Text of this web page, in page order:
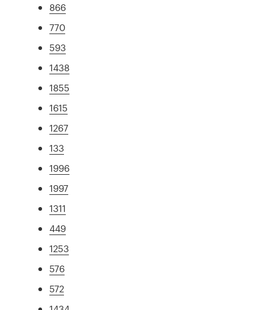
866
770
593
1438
1855
1615
1267
133
1996
1997
1311
449
1253
576
572